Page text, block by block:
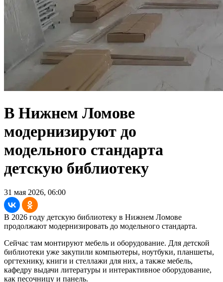
В Нижнем Ломове
модернизируют до
модельного стандарта
детскую библиотеку
31 мая 2026, 06:00
В 2026 году детскую библиотеку в Нижнем Ломове
продолжают модернизировать до модельного стандарта.
Сейчас там монтируют мебель и оборудование. Для детской
библиотеки уже закупили компьютеры, ноутбуки, планшеты,
оргтехнику, книги и стеллажи для них, а также мебель,
кафедру выдачи литературы и интерактивное оборудование,
как песочницу и панель.